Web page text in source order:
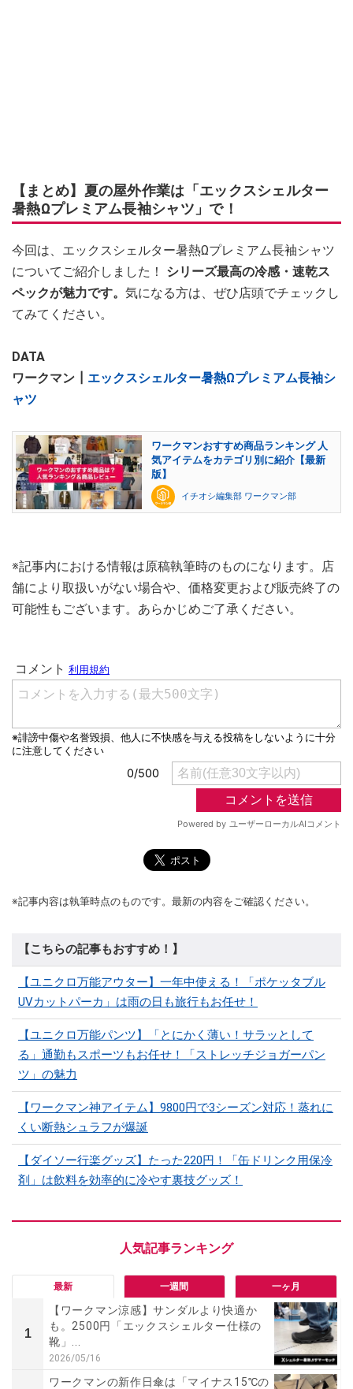
【まとめ】夏の屋外作業は「エックスシェルター
暑熱Ωプレミアム長袖シャツ」で！
今回は、エックスシェルター暑熱Ωプレミアム長袖シャツ
についてご紹介しました！ シリーズ最高の冷感・速乾ス
ペックが魅力です。 気になる方は、ぜひ店頭でチェックし
てみてください。
DATA
ワークマン┃ エックスシェルター暑熱Ωプレミアム長袖シ
ャツ
ワークマンおすすめ商品ランキング 人
気アイテムをカテゴリ別に紹介【最新
版】
イチオシ編集部 ワークマン部
※記事内における情報は原稿執筆時のものになります。店
舗により取扱いがない場合や、価格変更および販売終了の
可能性もございます。あらかじめご了承ください。
※記事内容は執筆時点のものです。最新の内容をご確認ください。
【こちらの記事もおすすめ！】
【ユニクロ万能アウター】一年中使える！「ポケッタブル
UVカットパーカ」は雨の日も旅行もお任せ！
【ユニクロ万能パンツ】「とにかく薄い！サラッとして
る」通勤もスポーツもお任せ！「ストレッチジョガーパン
ツ」の魅力
【ワークマン神アイテム】9800円で3シーズン対応！蒸れに
くい断熱シュラフが爆誕
【ダイソー行楽グッズ】たった220円！「缶ドリンク用保冷
剤」は飲料を効率的に冷やす裏技グッズ！
最新 一週間 一ヶ月
1
【ワークマン涼感】サンダルより快適か
も。2500円「エックスシェルター仕様の
靴」...
2026/05/16
ワークマンの新作日傘は「マイナス15℃の